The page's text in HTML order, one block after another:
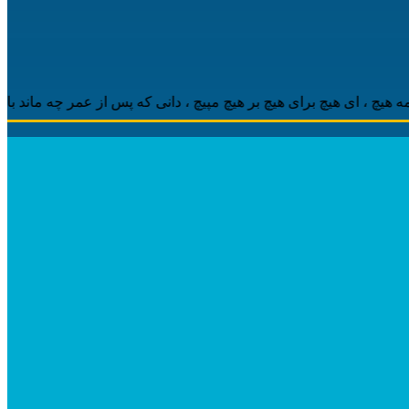
‌ای هیچ برای هیچ بر هیچ مپیچ ، دانی که پس از عمر چه ماند باقی ،